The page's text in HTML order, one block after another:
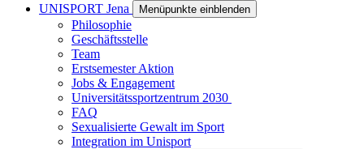
UNISPORT Jena
Menüpunkte einblenden
Philosophie
Geschäftsstelle
Team
Erstsemester Aktion
Jobs & Engagement
Universitätssportzentrum 2030
FAQ
Sexualisierte Gewalt im Sport
Integration im Unisport